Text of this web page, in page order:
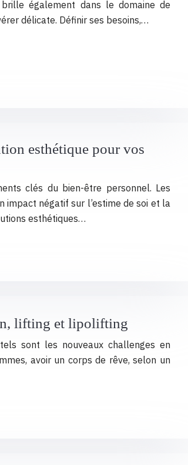
également dans le domaine de
délicate. Définir ses besoins,…
esthétique pour vos
clés du bien-être personnel. Les
impact négatif sur l’estime de soi et la
esthétiques…
lifting et lipolifting
sont les nouveaux challenges en
avoir un corps de rêve, selon un